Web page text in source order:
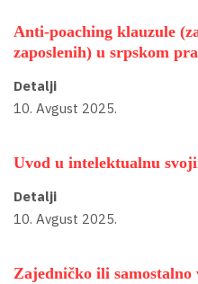
Anti-poaching klauzule
zaposlenih) u srpskom
Detalji
10. Avgust 2025.
Uvod u intelektualnu
Detalji
10. Avgust 2025.
Zajedničko ili